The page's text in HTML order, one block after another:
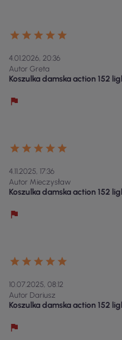
4.01.2026, 20:36
Autor Greta
Koszulka damska action 152
4.11.2025, 17:36
Autor Mieczysław
Koszulka damska action 152
10.07.2025, 08:12
Autor Dariusz
Koszulka damska action 152